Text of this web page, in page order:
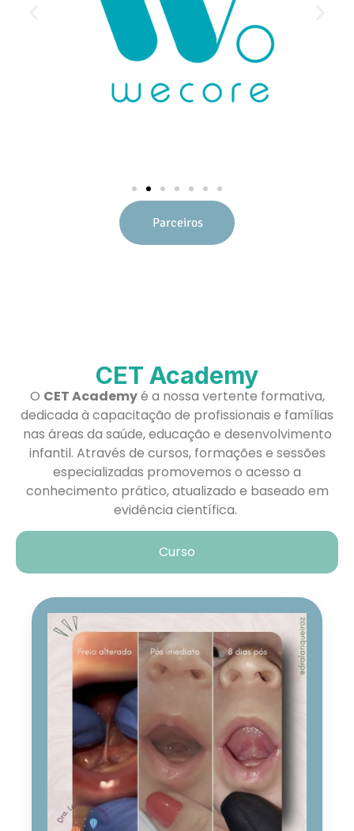
Parceiros
CET Academy
O CET Academyé a nossa vertente formativa,
dedicada à capacitação de profissionais e famílias
nas áreas da saúde, educação e desenvolvimento
infantil. Através de cursos, formações e sessões
especializadas promovemos o acesso a
conhecimento prático, atualizado e baseado em
evidência científica.
Curso